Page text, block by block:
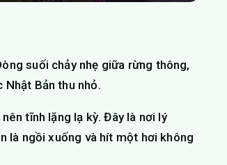
suối chảy nhẹ giữa rừng thông,
Nhật Bản thu nhỏ.
tĩnh lặng lạ kỳ. Đây là nơi lý
là ngồi xuống và hít một hơi không